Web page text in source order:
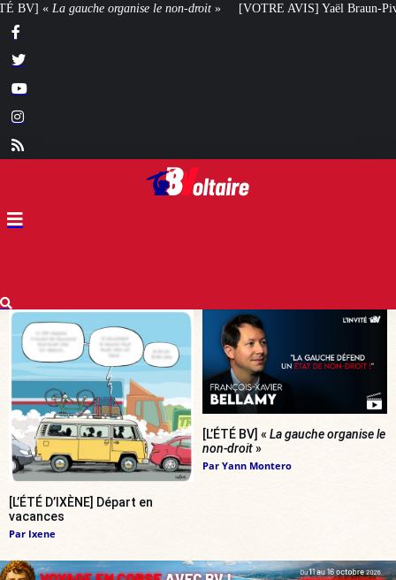
droit» [VOTRE AVIS] Yaël Braun-Pivet doit-elle renoncer à son projet
[L’ÉTÉ D’IXÈNE] Départ en
vacances
Par Ixene
[L’ÉTÉ BV] « La gauche organise le
non-droit»
Par Yann Montero